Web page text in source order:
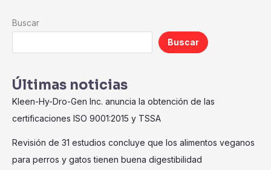
Buscar
Buscar
Últimas noticias
Kleen-Hy-Dro-Gen Inc. anuncia la obtención de las
certificaciones ISO 9001:2015 y TSSA
Revisión de 31 estudios concluye que los alimentos veganos
para perros y gatos tienen buena digestibilidad